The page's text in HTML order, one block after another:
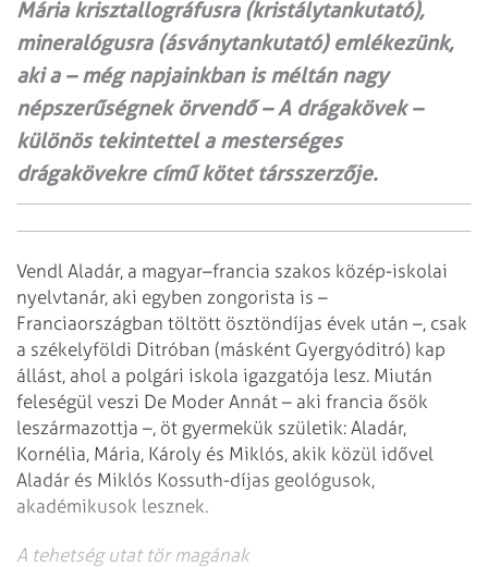
Mária krisztallográfusra (kristálytankutató),
mineralógusra (ásványtankutató) emlékezünk,
aki a – még napjainkban is méltán nagy
népszerűségnek örvendő – A drága­kövek –
különös tekintettel a mesterséges
drágakövekre című kötet társszerzője.
Vendl Aladár, a magyar–francia szakos közép­-iskolai
nyelvtanár, aki egyben zongorista is –
Franciaországban töltött ösztöndíjas évek után –, csak
a székelyföldi Ditróban (másként Gyergyóditró) kap
állást, ahol a polgári iskola igazgatója lesz. Miután
feleségül veszi De Moder Annát – aki francia ősök
leszármazottja –, öt gyermekük születik: Aladár,
Kornélia, Mária, Károly és Miklós, akik közül idővel
Aladár és Miklós Kossuth-díjas geológusok,
akadémikusok lesznek.
A tehetség utat tör magának